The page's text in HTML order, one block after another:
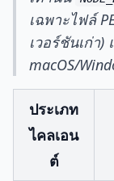
เฉพาะไฟล์
เวอร์ชันเก่า
macOS/
ประเภท
ไคลเอน
ต์